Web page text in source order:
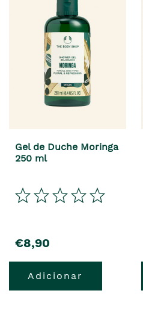
Gel de Duche Moringa
250 ml
€8,90
Adicionar